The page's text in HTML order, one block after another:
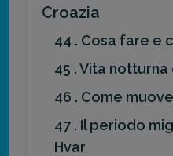
Croazia
44 . Cosa fare e
45 . Vita
46 . Come
47 . Il periodo
Hvar